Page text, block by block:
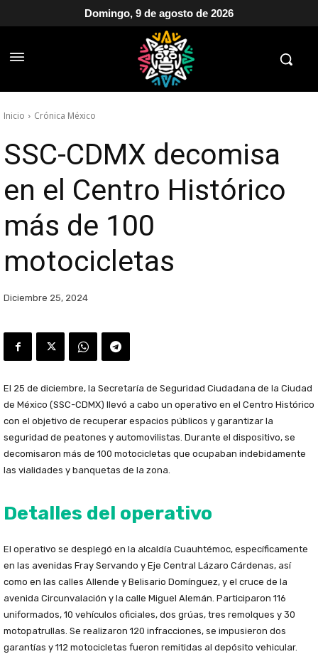
Domingo, 9 de agosto de 2026
Inicio Crónica México
SSC-CDMX decomisa
en el Centro Histórico
más de 100
motocicletas
Diciembre 25, 2024
El 25 de diciembre, la Secretaría de Seguridad Ciudadana de la Ciudad
de México (SSC-CDMX) llevó a cabo un operativo en el Centro Histórico
con el objetivo de recuperar espacios públicos y garantizar la
seguridad de peatones y automovilistas. Durante el dispositivo, se
decomisaron más de 100 motocicletas que ocupaban indebidamente
las vialidades y banquetas de la zona.
Detalles del operativo
El operativo se desplegó en la alcaldía Cuauhtémoc, específicamente
en las avenidas Fray Servando y Eje Central Lázaro Cárdenas, así
como en las calles Allende y Belisario Domínguez, y el cruce de la
avenida Circunvalación y la calle Miguel Alemán. Participaron 116
uniformados, 10 vehículos oficiales, dos grúas, tres remolques y 30
motopatrullas. Se realizaron 120 infracciones, se impusieron dos
garantías y 112 motocicletas fueron remitidas al depósito vehicular.